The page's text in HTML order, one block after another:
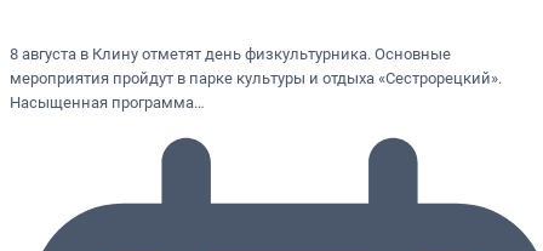
8 августа в Клину отметят день физкультурника. Основные
мероприятия пройдут в парке культуры и отдыха «Сестрорецкий».
Насыщенная программа…